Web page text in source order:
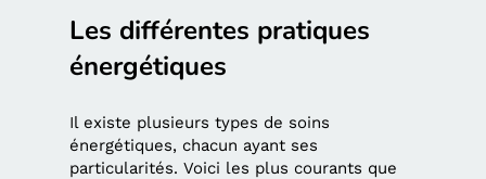
Les différentes pratiques
énergétiques
Il existe plusieurs types de soins
énergétiques, chacun ayant ses
particularités. Voici les plus courants que